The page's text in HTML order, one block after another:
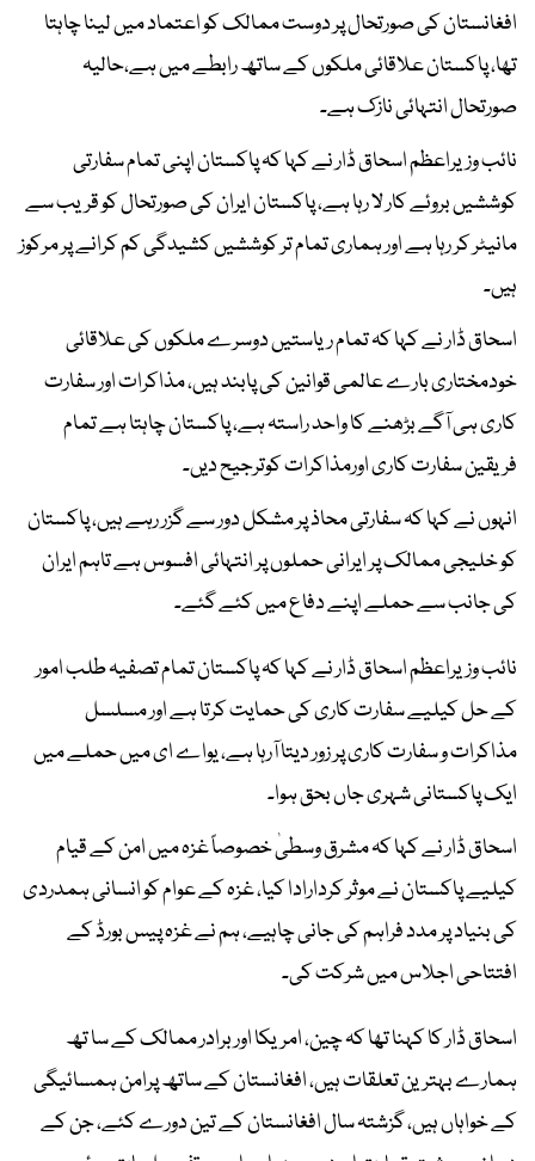
افغانستان کی صورتحال پر دوست ممالک کو اعتماد میں لینا چاہتا
تھا، پاکستان علاقائی ملکوں کے ساتھ رابطے میں ہے،حالیہ
صورتحال انتہائی نازک ہے۔
نائب وزیراعظم اسحاق ڈار نے کہا کہ پاکستان اپنی تمام سفارتی
کوششیں بروئے کار لا رہا ہے، پاکستان ایران کی صورتحال کو قریب سے
مانیٹر کر رہا ہے اور ہماری تمام تر کوششیں کشیدگی کم کرانے پر مرکوز
ہیں۔
اسحاق ڈار نے کہا کہ تمام ریاستیں دوسرے ملکوں کی علاقائی
خودمختاری بارے عالمی قوانین کی پابند ہیں، مذاکرات اور سفارت
کاری ہی آگے بڑھنے کا واحد راستہ ہے، پاکستان چاہتا ہے تمام
فریقین سفارت کاری اورمذاکرات کوترجیح دیں۔
انہوں نے کہا کہ سفارتی محاذ پر مشکل دور سے گزر رہے ہیں، پاکستان
کو خلیجی ممالک پر ایرانی حملوں پر انتہائی افسوس ہے تاہم ایران
کی جانب سے حملے اپنے دفاع میں کئے گئے۔
نائب وزیراعظم اسحاق ڈار نے کہا کہ پاکستان تمام تصفیہ طلب امور
کے حل کیلیے سفارت کاری کی حمایت کرتا ہے اور مسلسل
مذاکرات و سفارت کاری پر زور دیتا آرہا ہے، یواے ای میں حملے میں
ایک پاکستانی شہری جاں بحق ہوا۔
اسحاق ڈار نے کہا کہ مشرق وسطیٰ خصوصاً غزہ میں امن کے قیام
کیلیے پاکستان نے موثر کردارادا کیا، غزہ کے عوام کو انسانی ہمدردی
کی بنیاد پر مدد فراہم کی جانی چاہیے، ہم نے غزہ پیس بورڈ کے
افتتاحی اجلاس میں شرکت کی۔
اسحاق ڈار کا کہنا تھا کہ چین، امریکا اور برادر ممالک کے سا تھ
ہمارے بہترین تعلقات ہیں، افغانستان کے ساتھ پرامن ہمسائیگی
کے خواہاں ہیں، گزشتہ سال افغانستان کے تین دورے کئے، جن کے